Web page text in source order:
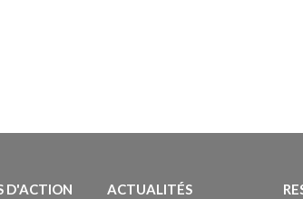
D'ACTION ACTUALITÉS